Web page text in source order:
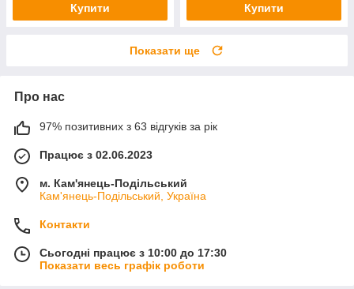
Купити Купити
Показати ще
Про нас
97% позитивних з 63 відгуків за рік
Працює з 02.06.2023
м. Кам'янець-Подільський
Кам'янець-Подільський, Україна
Контакти
Сьогодні працює з 10:00 до 17:30
Показати весь графік роботи